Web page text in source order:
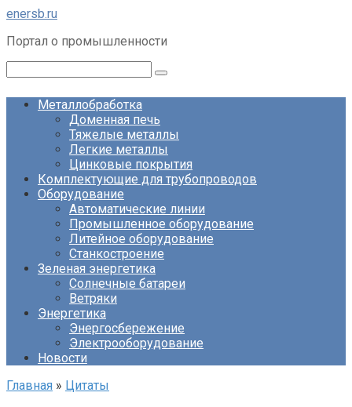
Перейти
контенту
enersb.ru
Портал о промышленности
Металлобработка
Доменная печь
Тяжелые металлы
Легкие металлы
Цинковые покрытия
Комплектующие для трубопроводов
Оборудование
Автоматические линии
Промышленное оборудование
Литейное оборудование
Станкостроение
Зеленая энергетика
Солнечные батареи
Ветряки
Энергетика
Энергосбережение
Электрооборудование
Новости
Главная » Цитаты